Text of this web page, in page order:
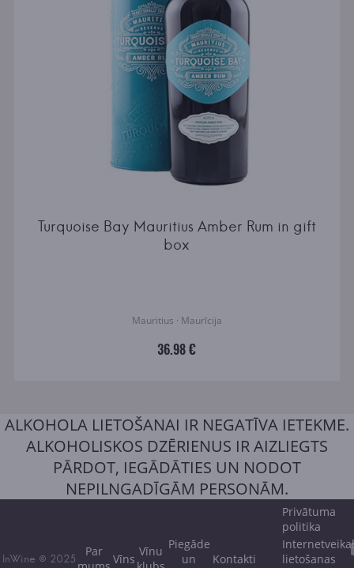
Turquoise Bay Mauritius Amber Rum in gift
box
Mauritius · Maurīcija
36.98 €
ALKOHOLA LIETOŠANAI IR NEGATĪVA IETEKME.
ALKOHOLISKOS DZĒRIENUS IR AIZLIEGTS
PĀRDOT, IEGĀDĀTIES UN NODOT
NEPILNGADĪGĀM PERSONĀM.
InWine © 2025
Par
Vīns Vīnu Piegāde
un
Kontakti
Privātuma
politika
lietošanas